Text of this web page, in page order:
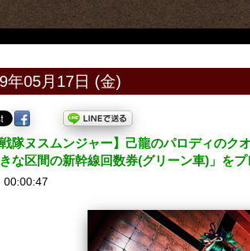
年05月17日 (金)
戦隊ヌスムンジャー】己龍のパロディの
きな区間の新幹線回数券(グリーン車)」を
00:00:47